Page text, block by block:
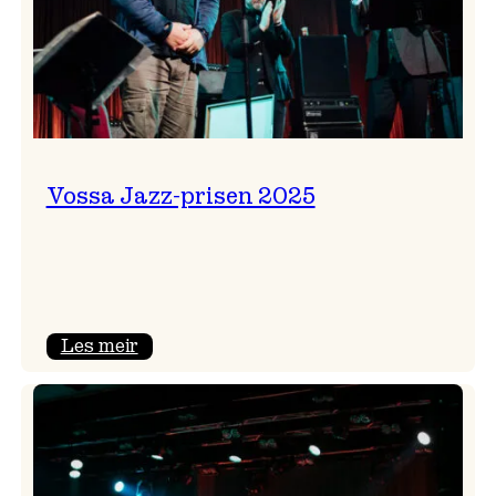
Vossa Jazz-prisen 2025
Les meir:
prisen
2025